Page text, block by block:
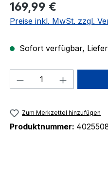
Regulärer Preis:
169,99 €
Preise inkl. MwSt. zzgl.
Sofort verfügbar,
Produkt Anzahl:
Zum Merkzettel hinzufügen
Produktnummer: